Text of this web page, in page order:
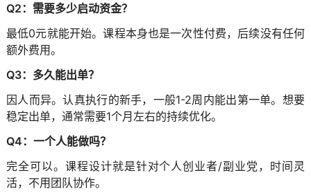
Q2：需要多少启动资金？
最低0元就能开始。课程本身也是一次性付费，后续没有任何
额外费用。
Q3：多久能出单？
因人而异。认真执行的新手，一般1-2周内能出第一单。想要
稳定出单，通常需要1个月左右的持续优化。
Q4：一个人能做吗？
完全可以。课程设计就是针对个人创业者/副业党，时间灵
活，不用团队协作。